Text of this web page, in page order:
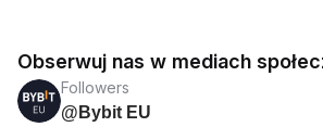
Obserwuj nas w mediach
Followers
@Bybit EU